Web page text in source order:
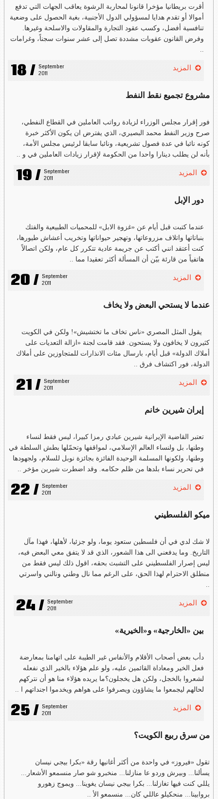
أقرت بريطانيا مؤخرا قانونا لمحاربة الرشوة يعاقب الجهات التي تدفع
أموالا أو تقدم هدايا لمسؤولي الدول الأجنبية، بغية الحصول على وضعية
تنافسية أفضل، وكسب عقود التجارة والمقاولات والاسلحة وغيرها.
وفرض القانون عقوبات مشددة تصل إلى عشر سنوات سجناً، وغرامات
..
18 / September
2011
المزيد
مشروع تجميع نقط النفط
فور إقرار مجلس الوزراء لزيادة رواتب العاملين في القطاع النفطي،
صرح وزير النفط محمد البصيري، الذي يفترض ان يكون الأكثر خبرة
كونه نائبا في عدة فصول تشريعية، ونائبا سابقا لرئيس مجلس الأمة،
بأنه لن يطلب دينارا واحدا من الحكومة لإقرار زيادات العاملين في و ..
19 / September
2011
المزيد
دور الإبل
عندما كتبت قبل أيام عن «غزوة الابل» للمحميات الطبيعية والفتك
بنباتاتها واتلاف مزروعاتها، وتهجير حيواناتها وتخريب أعشاش طيورها،
كنت أعتقد انني أكتب عن جريمة عادية تتكرر كل عام، ولكن اتصالاً
هاتفياً من قارئة بيّن أن المسألة أكثر تعقيدا مما ..
20 / September
2011
المزيد
عندما لا يستحي البعض ولا يخاف
يقول المثل المصري «ناس تخاف ما تختشيش»! ولكن في الكويت
كثيرون لا يخافون ولا يستحون. فقد قامت لجنة «ازالة التعديات على
أملاك الدولة» قبل أيام، بارسال مئات الانذارات للمتجاوزين على أملاك
الدولة، فور اكتشاف فرق ..
21 / September
2011
المزيد
إيران شيرين خانم
تعتبر القاضية الإيرانية شيرين عبادي رمزا كبيرا، ليس فقط لنساء
وطنها، بل ولنساء العالم الإسلامي، لمواقفها وتحمّلها بطش السلطة في
وطنها، ولكونها المسلمة الوحيدة الفائزة بجائزة نوبل للسلام، ولجهودها
في تحرير نساء بلدها من ظلم حكامه. وقد اضطرت شيرين مؤخر ..
22 / September
2011
المزيد
ميكو الفلسطيني
لا شك لدي في أن فلسطين ستعود يوما، ولو جزئيا، لأهلها، فهذا مآل
التاريخ. وما يدفعني الى هذا الشعور، الذي قد لا يتفق معي البعض فيه،
ليس إصرار الفلسطيني على التشبث بحقه، اقول ذلك ليس فقط من
منطلق الاحترام لهذا الحق، على الرغم مما نال وطني ونالني واسرتي
..
24 / September
2011
المزيد
بين «الخارجية» و«الخيرية»
دأب بعض أصحاب الأقلام والأنفاس غير الطيبة على اتهامنا بمعارضة
فعل الخير ومعاداة القائمين عليه، ولو علم هؤلاء بالخير الذي نفعله
لشعروا بالخجل، ولكن هل يخجلون؟ما يريده هؤلاء منا هو أن نتركهم
لحالهم ليجمعوا ما يشاؤون ويصرفوا على هواهم ويخدموا اجنداتهم ا ..
25 / September
2011
المزيد
من سرق ربيع الكويت؟
تقول «فيروز» في واحدة من أكثر أغانيها رقة «بكرا بيجي نيسان
يسألنا... وبيرش وردو عا منازلنا... منخبرو شو صار منسمعو الأشعار...
يللي كنت فيها تغازلنا... بكرا بيجي نيسان يغوينا... ويموج زهورو
بروابينا... منحكيلو عاللي كان... منسمعو الأ ..